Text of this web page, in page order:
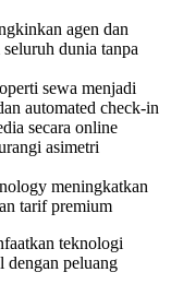
agen dan
dunia tanpa
sewa menjadi
automated check-in
secara online
asimetri
meningkatkan
tarif premium
teknologi
dengan peluang